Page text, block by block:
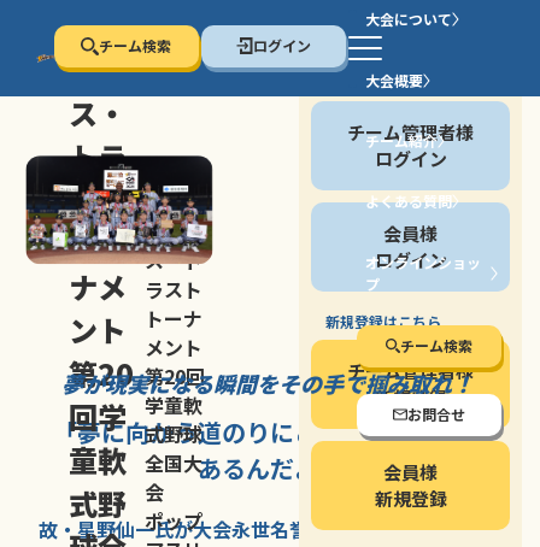
チーム検索 ログイン
大会について
大会概要
チーム紹介
よくある質問
オンラインショッ
プ
チーム検索
お問合せ
停止する
セン
ス・
トラ
スト
トー
ナメ
ント
第20
回学
童軟
式野
セン
ス・ト
ラスト
トーナ
メント
第20回
学童軟
式野球
全国大
会
ポップ
会員の方
チーム管理者様
ログイン
会員様
ログイン
新規登録はこちら
チーム管理者様
新規登録
会員様
新規登録
夢が現実になる瞬間をその手で掴み取れ！
「夢に向かう道のりにこそ大きな意味が
あるんだよ」
故・星野仙一氏が大会永世名誉会長を務める、野球の